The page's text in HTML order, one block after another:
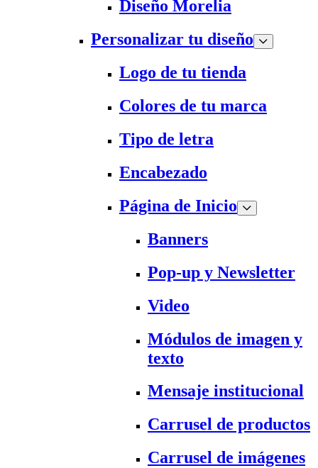
Diseño Morelia
Personalizar tu diseño
Logo de tu tienda
Colores de tu marca
Tipo de letra
Encabezado
Página de Inicio
Banners
Pop-up y Newsletter
Video
Módulos de imagen y
texto
Mensaje institucional
Carrusel de productos
Carrusel de imágenes